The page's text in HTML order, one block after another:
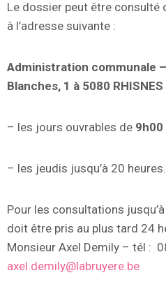
Le dossier peut être consulté
à l’adresse suivante :
Administration communale
Blanches, 1 à 5080 RHISNES
– les jours ouvrables de 9h00
– les jeudis jusqu’à 20 heures.
Pour les consultations
doit être pris au plus tard 24
Monsieur Axel Demily – tél :
axel.demily@labruyere.be